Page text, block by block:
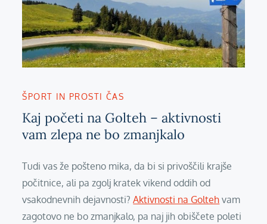
ŠPORT IN PROSTI ČAS
Kaj početi na Golteh – aktivnosti
vam zlepa ne bo zmanjkalo
Tudi vas že pošteno mika, da bi si privoščili krajše
počitnice, ali pa zgolj kratek vikend oddih od
vsakodnevnih dejavnosti?Aktivnosti na Golteh vam
zagotovo ne bo zmanjkalo, pa naj jih obiščete poleti